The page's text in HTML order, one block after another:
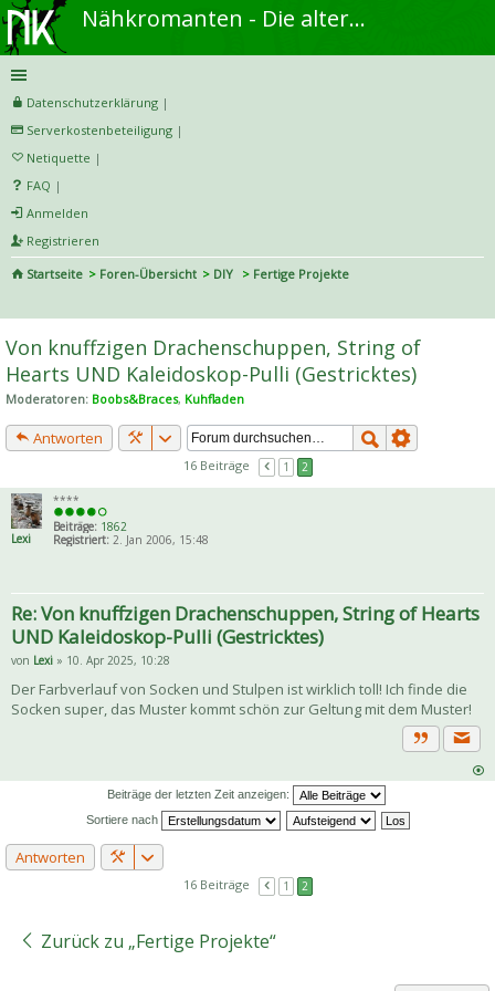
Nähkromanten - Die alternative Näh- und DIY-Community
Datenschutzerklärung |
Serverkostenbeteiligung |
Netiquette |
FAQ |
Anmelden
Registrieren
Startseite
Foren-Übersicht DIY
Fertige Projekte
he
Von knuffzigen Drachenschuppen, String of
Hearts UND Kaleidoskop-Pulli (Gestricktes)
Moderatoren: Boobs&Braces, Kuhfladen
Antworten
16 Beiträge 1 2
Lexi
****
Beiträge: 1862
Registriert:2. Jan 2006, 15:48
Re: Von knuffzigen Drachenschuppen, String of Hearts
UND Kaleidoskop-Pulli (Gestricktes)
von Lexi » 10. Apr 2025, 10:28
Der Farbverlauf von Socken und Stulpen ist wirklich toll! Ich finde die
Socken super, das Muster kommt schön zur Geltung mit dem Muster!
Zitat
Beiträge der letzten Zeit anzeigen:
Sortiere nach
Antworten
16 Beiträge 1 2
Zurück zu „Fertige Projekte“